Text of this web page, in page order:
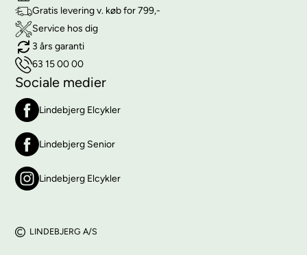
Gratis levering v. køb for 799,-
Service hos dig
3 års garanti
63 15 00 00
Sociale medier
Lindebjerg Elcykler
Lindebjerg Senior
Lindebjerg Elcykler
LINDEBJERG A/S